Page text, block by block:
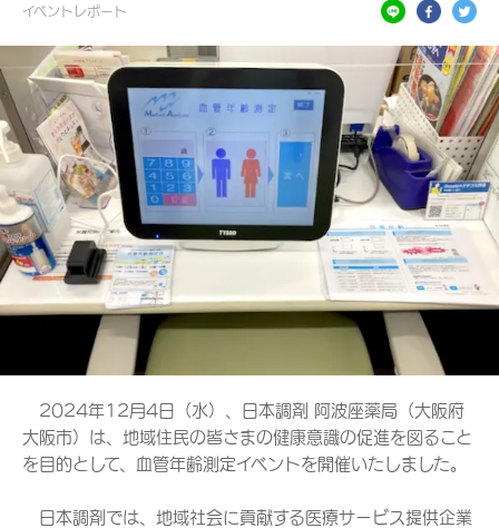
イベントレポート
2024年12月4日（水）、日本調剤 阿波座薬局（大阪府
大阪市）は、地域住民の皆さまの健康意識の促進を図ること
を目的として、血管年齢測定イベントを開催いたしました。
日本調剤では、地域社会に貢献する医療サービス提供企業